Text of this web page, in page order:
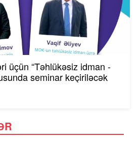
üçün “Təhlükəsiz idman -
seminar keçiriləcək